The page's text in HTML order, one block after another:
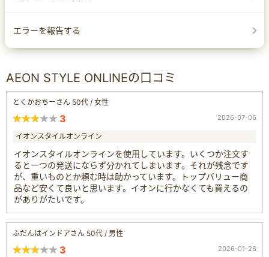
エラーを報告する
AEON STYLE ONLINEの口コミ
とくかおちーさん 50代 / 女性
3 2026-07-06
イオンスタイルオンライン
イオンスタイルオンラインを使用しています。いくつか注文す
ると一つの発送にならず分かれてしまいます。それが残念です
が、重いものとか頼む時は助かっています。トップバリュー商
品など安くて良いと思います。イオンに行かなくても買えるの
がありがたいです。
ふだんはインドアさん 50代 / 男性
3 2026-01-26